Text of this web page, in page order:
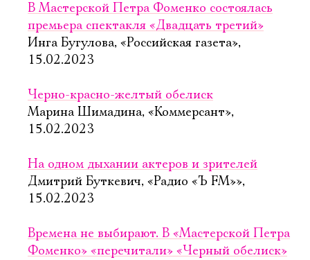
В Мастерской Петра Фоменко состоялась
премьера спектакля «Двадцать третий»
Инга Бугулова, «Российская газета»,
15.02.2023
Черно-красно-желтый обелиск
Марина Шимадина, «Коммерсант»,
15.02.2023
На одном дыхании актеров и зрителей
Дмитрий Буткевич, «Радио «Ъ FM»»,
15.02.2023
Времена не выбирают. В «Мастерской Петра
Фоменко» «перечитали» «Черный обелиск»